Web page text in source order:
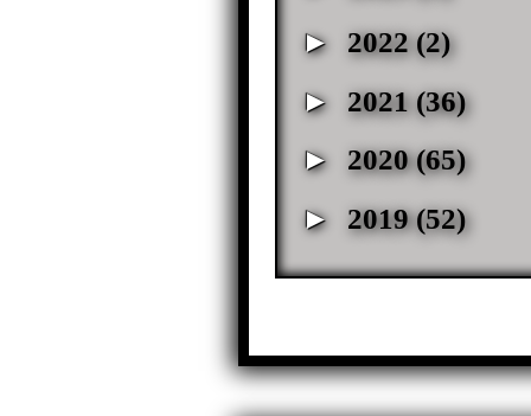
► 2022(2)
► 2021(36)
► 2020(65)
► 2019(52)